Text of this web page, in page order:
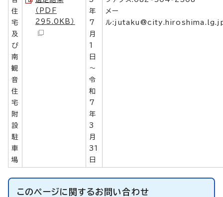
住
宅
及
び
南
観
音
住
宅
附
設
駐
車
場
（PDF
295.0KB）
年
7
月
1
日
～
令
和
7
年
3
月
31
日
メー
ル:
このページに関するお問い合わせ